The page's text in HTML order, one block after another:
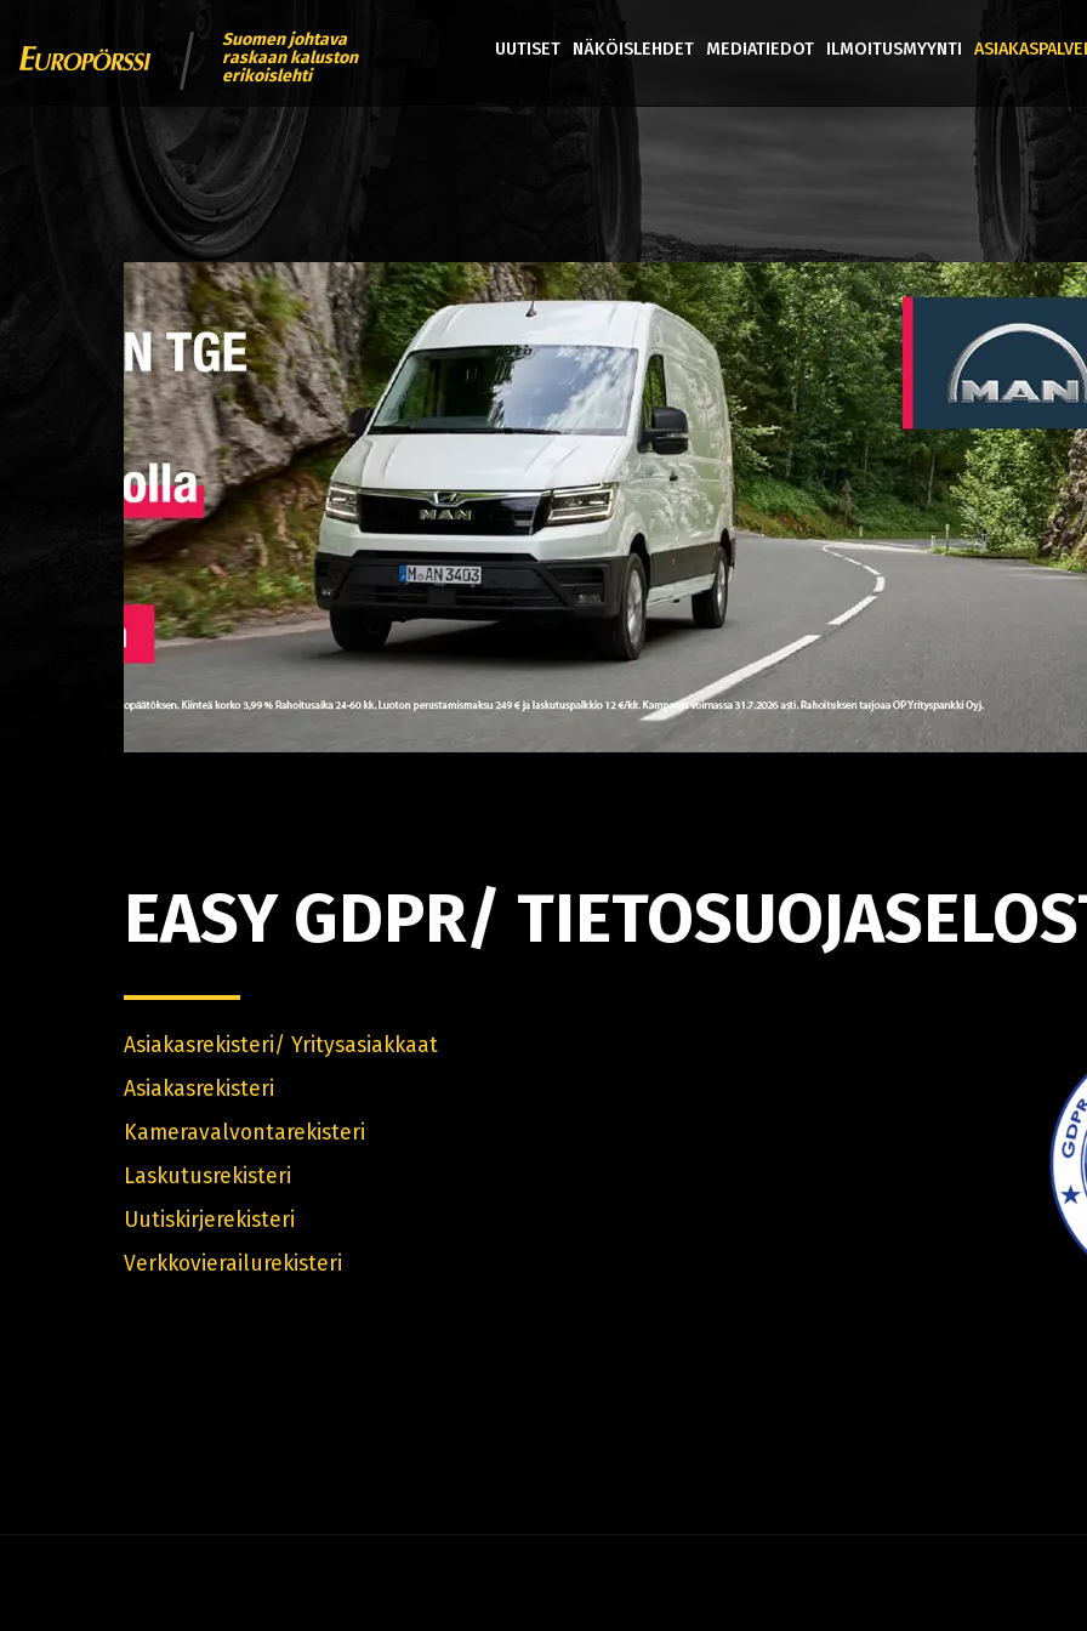
Suomen johtava
raskaan kaluston
erikoislehti
UUTISET NÄKÖISLEHDET MEDIATIEDOT ILMOITUSMYYNTI
EASY GDPR/
Asiakasrekisteri/ Yritysasiakkaat
Asiakasrekisteri
Kameravalvontarekisteri
Laskutusrekisteri
Uutiskirjerekisteri
Verkkovierailurekisteri